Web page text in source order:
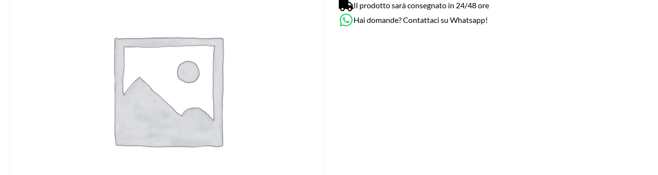
Il prodotto sarà consegnato in 24/48 ore
Hai domande? Contattaci su Whatsapp!